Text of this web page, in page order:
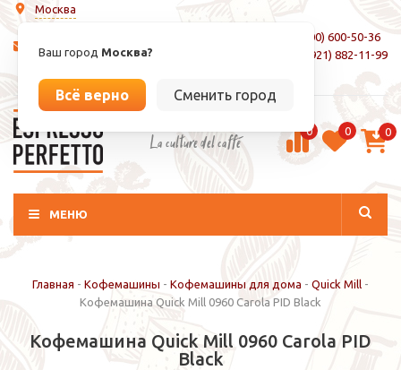
Москва
Ваш город Москва?
Всё верно Сменить город
info@espressoperfetto.ru
8 (800) 600-50-36
+7 (921) 882-11-99
La culture del caffé 0 0 0
МЕНЮ
Главная - Кофемашины - Кофемашины для дома - Quick Mill -
Кофемашина Quick Mill 0960 Carola PID Black
Кофемашина Quick Mill 0960 Carola PID
Black